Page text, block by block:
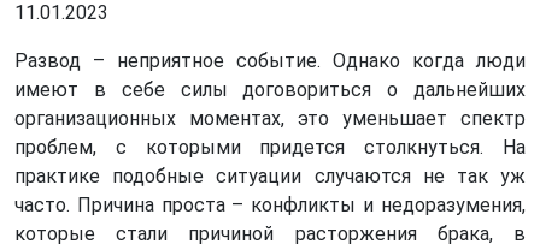
11.01.2023
Развод – неприятное событие. Однако когда люди
имеют в себе силы договориться о дальнейших
организационных моментах, это уменьшает спектр
проблем, с которыми придется столкнуться. На
практике подобные ситуации случаются не так уж
часто. Причина проста – конфликты и недоразумения,
которые стали причиной расторжения брака, в